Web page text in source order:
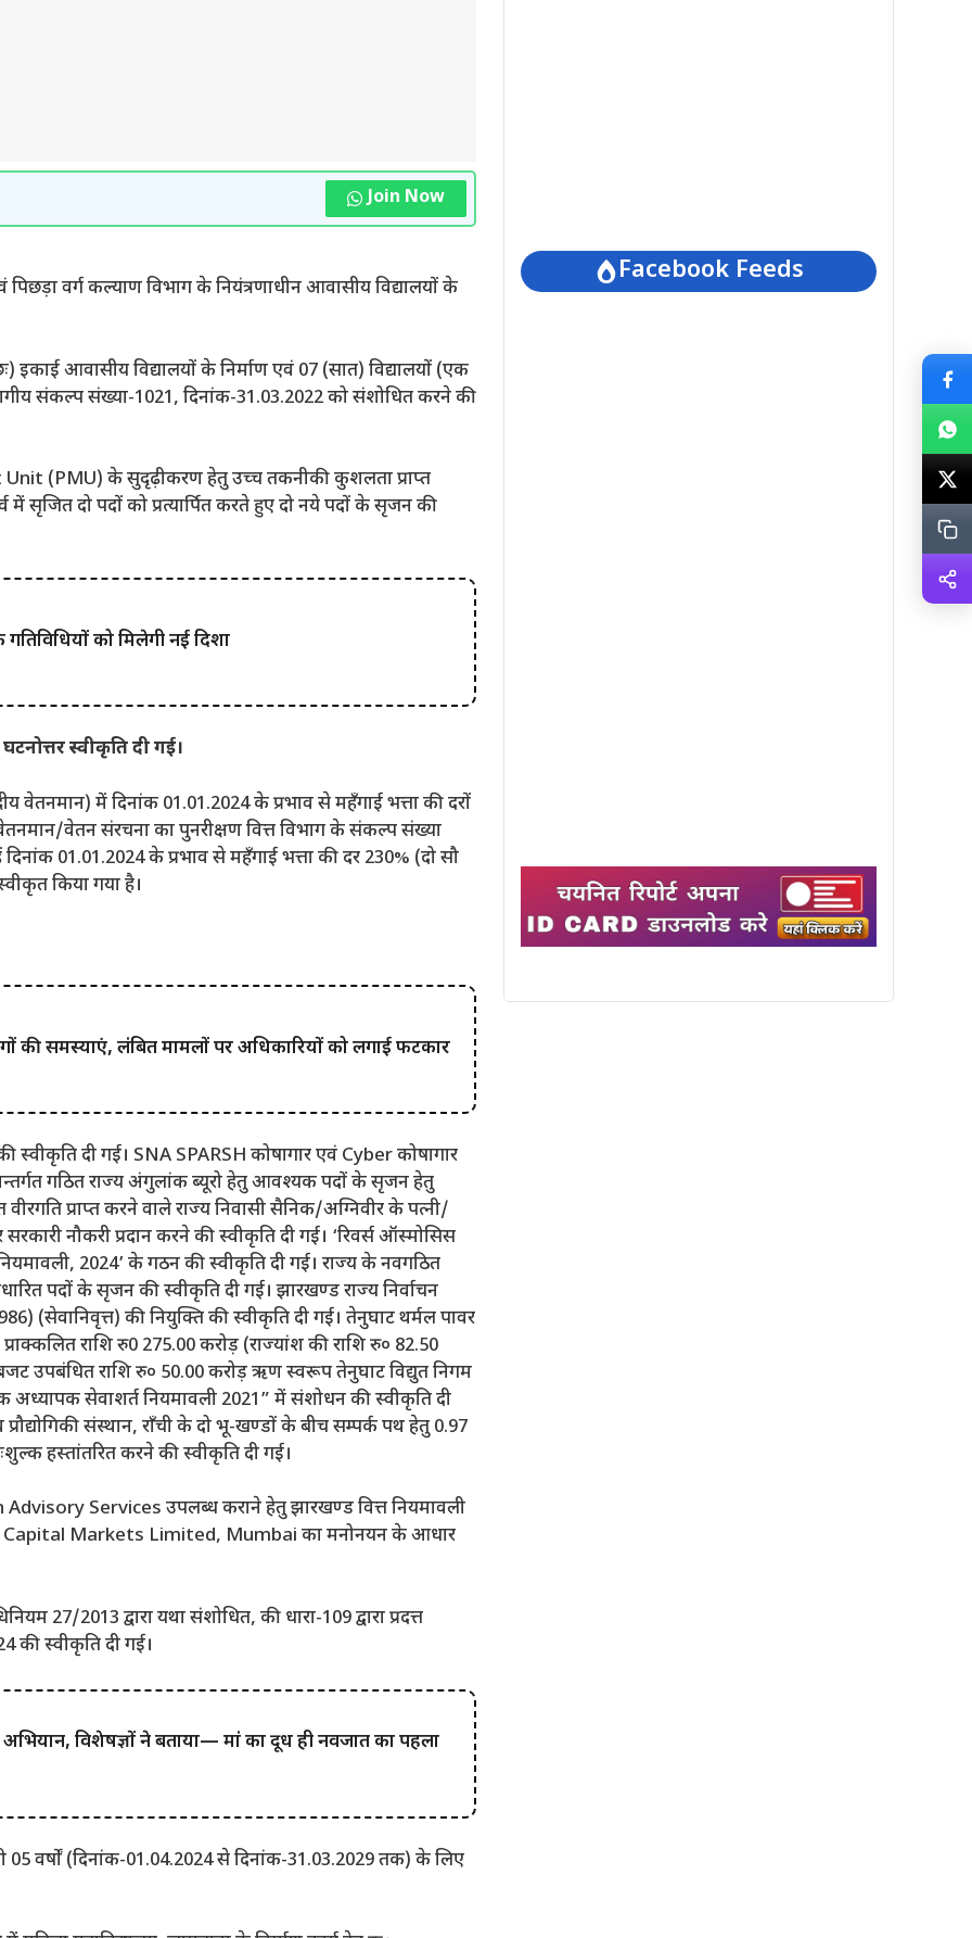
Join Now
वर्ग कल्याण विभाग के नियंत्रणाधीन आवासीय विद्यालयों के
आवासीय विद्यालयों के निर्माण एवं 07 (सात) विद्यालयों (एक
संकल्प संख्या-1021, दिनांक-31.03.2022 को संशोधित करने की
(PMU) के सुदृढ़ीकरण हेतु उच्च तकनीकी कुशलता प्राप्त
सृजित दो पदों को प्रत्यार्पित करते हुए दो नये पदों के सृजन की
को मिलेगी नई दिशा
स्वीकृति दी गई।
वेतनमान) में दिनांक 01.01.2024 के प्रभाव से महँगाई भत्ता की दरों
वेतन संरचना का पुनरीक्षण वित्त विभाग के संकल्प संख्या
01.01.2024 के प्रभाव से महँगाई भत्ता की दर 230% (दो सौ
किया गया है।
की समस्याएं, लंबित मामलों पर अधिकारियों को लगाई फटकार
दी गई। SNA SPARSH कोषागार एवं Cyber कोषागार
गठित राज्य अंगुलांक ब्यूरो हेतु आवश्यक पदों के सृजन हेतु
वीरगति प्राप्त करने वाले राज्य निवासी सैनिक/अग्निवीर के पत्नी/
नौकरी प्रदान करने की स्वीकृति दी गई। ‘रिवर्स ऑस्मोसिस
2024’ के गठन की स्वीकृति दी गई। राज्य के नवगठित
पदों के सृजन की स्वीकृति दी गई। झारखण्ड राज्य निर्वाचन
(सेवानिवृत्त) की नियुक्ति की स्वीकृति दी गई। तेनुघाट थर्मल पावर
राशि रु0 275.00 करोड़ (राज्यांश की राशि रु० 82.50
उपबंधित राशि रु० 50.00 करोड़ ऋण स्वरूप तेनुघाट विद्युत निगम
सेवाशर्त नियमावली 2021” में संशोधन की स्वीकृति दी
संस्थान, राँची के दो भू-खण्डों के बीच सम्पर्क पथ हेतु 0.97
हस्तांतरित करने की स्वीकृति दी गई।
Services उपलब्ध कराने हेतु झारखण्ड वित्त नियमावली
Capital Markets Limited, Mumbai का मनोनयन के आधार
27/2013 द्वारा यथा संशोधित, की धारा-109 द्वारा प्रदत्त
की स्वीकृति दी गई।
विशेषज्ञों ने बताया— मां का दूध ही नवजात का पहला
वर्षों (दिनांक-01.04.2024 से दिनांक-31.03.2029 तक) के लिए
Facebook Feeds